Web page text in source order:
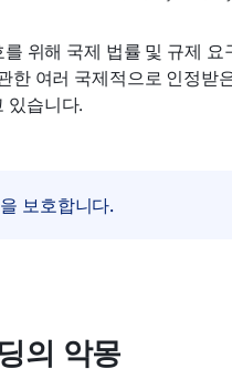
위해 국제 법률 및 규제
한 여러 국제적으로 인정
있습니다.
보호합니다.
의 악몽